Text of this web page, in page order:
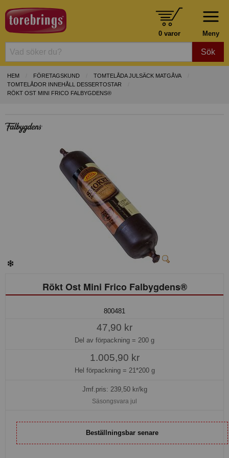
Meny
0 varor
Sök
HEM FÖRETAGSKUND
TOMTELÅDA JULSÄCK MATGÅVA
TOMTELÅDOR INNEHÅLL DESSERTOSTAR
RÖKT OST MINI FRICO FALBYGDENS®
Rökt Ost Mini Frico Falbygdens®
800481
47,90 kr
Del av förpackning = 200 g
1.005,90 kr
Hel förpackning = 21*200 g
Jmf.pris: 239,50kr/kg
Säsongsvara jul
Beställningsbar senare